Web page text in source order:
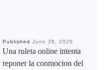
Published June 28, 2026
Una ruleta online intenta
reponer la conmocion del